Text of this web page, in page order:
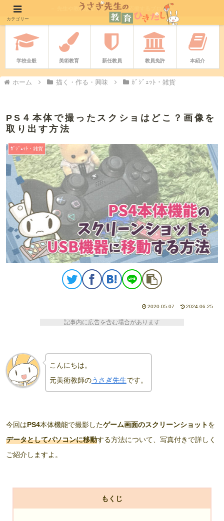
－ 先生や教職志望者をやさしく応援するブログ －
学校全般 美術教育 新任教員 教員免許 本紹介
ホーム 描く・作る・興味 ｶﾞｼﾞｪｯﾄ・雑貨
PS４本体で撮ったスクショはどこ？画像を
取り出す方法
ｶﾞｼﾞｪｯﾄ・雑貨
2020.05.07 2024.06.25
記事内に広告を含む場合があります
こんにちは。
元美術教師のうさぎ先生です。
今回はPS4本体機能で撮影したゲーム画面のスクリーンショットを
データとしてパソコンに移動する方法について、写真付きで詳しく
ご紹介しますよ。
もくじ
カテゴリー